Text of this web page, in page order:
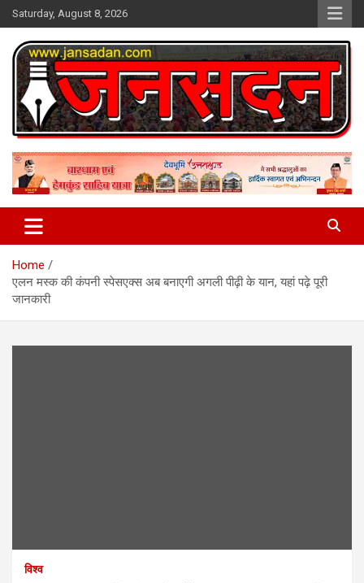
Skip
to
content
Saturday, August 8, 2026
Jan Sadan
Home
एलन मस्क की कंपनी स्पेसएक्स अब बनाएगी अगली पीढ़ी के यान, यहां पढ़े पूरी
जानकारी
विश्व